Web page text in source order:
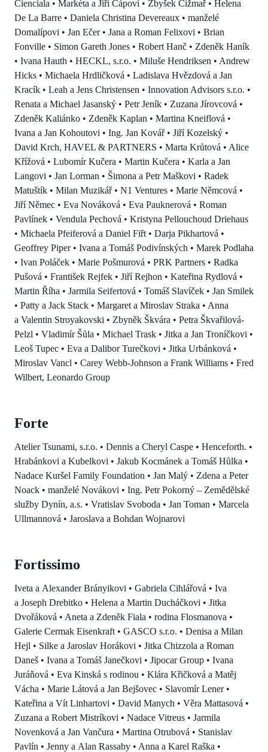
Cienciala • Markéta a Jiří Čápovi • Zbyšek Čižmař • Helena
De La Barre • Daniela Christina Devereaux • manželé
Domalípovi • Jan Ečer • Jana a Roman Felixovi • Brian
Fonville • Simon Gareth Jones • Robert Hanč • Zdeněk Haník
• Ivana Hauth • HECKL, s.r.o. • Miluše Hendriksen • Andrew
Hicks • Michaela Hrdličková • Ladislava Hvězdová a Jan
Kracík • Leah a Jens Christensen • Innovation Advisors s.r.o. •
Renata a Michael Jasanský • Petr Jeník • Zuzana Jírovcová •
Zdeněk Kaliánko • Zdeněk Kaplan • Martina Kneiflová •
Ivana a Jan Kohoutovi • Ing. Jan Kovář • Jiří Kozelský •
David Krch, HAVEL & PARTNERS • Marta Krůtová • Alice
Křížová • Lubomír Kučera • Martin Kučera • Karla a Jan
Langovi • Jan Lorman • Šimona a Petr Maškovi • Radek
Matuštík • Milan Muzikář • N1 Ventures • Marie Němcová •
Jiří Němec • Eva Nováková • Eva Pauknerová • Roman
Pavlínek • Vendula Pechová • Kristyna Pellouchoud Driehaus
• Michaela Pfeiferová a Daniel Fiřt • Darja Pikhartová •
Geoffrey Piper • Ivana a Tomáš Podivínských • Marek Podlaha
• Ivan Poláček • Marie Pošmurová • PRK Partners • Radka
Pušová • František Rejfek • Jiří Rejhon • Kateřina Rydlová •
Martin Říha • Jarmila Seifertová • Tomáš Slavíček • Jan Smilek
• Patty a Jack Stack • Margaret a Miroslav Straka • Anna
a Valentin Stroyakovski • Zbyněk Škvára • Petra Škvařilová-
Pelzl • Vladimír Šůla • Michael Trask • Jitka a Jan Troníčkovi •
Leoš Tupec • Eva a Dalibor Turečkovi • Jitka Urbánková •
Miroslav Vancl • Carey Webb-Johnson a Frank Williams • Fred
Wilbert, Leonardo Group
Forte
Atelier Tsunami, s.r.o. • Dennis a Cheryl Caspe • Henceforth. •
Hrabánkovi a Kubelkovi • Jakub Kocmánek a Tomáš Hůlka •
Nadace Kuršel Family Foundation • Jan Malý • Zdena a Peter
Noack • manželé Novákovi • Ing. Petr Pokorný – Zemědělské
služby Dynín, a.s. • Vratislav Svoboda • Jan Toman • Marcela
Ullmannová • Jaroslava a Bohdan Wojnarovi
Fortissimo
Iveta a Alexander Brányikovi • Gabriela Cihlářová • Iva
a Joseph Drebitko • Helena a Martin Ducháčkovi • Jitka
Dvořáková • Aneta a Zdeněk Fiala • rodina Flosmanova •
Galerie Cermak Eisenkraft • GASCO s.r.o. • Denisa a Milan
Hejl • Silke a Jaroslav Horákovi • Jitka Chizzola a Roman
Daneš • Ivana a Tomáš Janečkovi • Jipocar Group • Ivana
Juráňová • Eva Kinská s rodinou • Klára Křičková a Matěj
Vácha • Marie Látová a Jan Bejšovec • Slavomír Lener •
Kateřina a Vít Linhartovi • David Manych • Věra Mattasová •
Zuzana a Robert Mistríkovi • Nadace Vitreus • Jarmila
Novenková a Jan Vančura • Martina Otrubová • Stanislav
Pavlín • Jenny a Alan Rassaby • Anna a Karel Raška •